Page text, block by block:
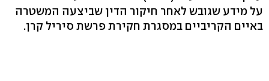
על מידע שגובש לאחר חיקור הדין שביצעה המשטרה
באיים הקריביים במסגרת חקירת פרשת סיריל קרן.